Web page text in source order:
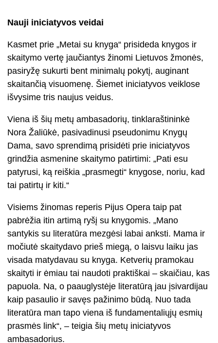
Nauji iniciatyvos veidai
Kasmet prie „Metai su knyga“ prisideda knygos ir
skaitymo vertę jaučiantys žinomi Lietuvos žmonės,
pasiryžę sukurti bent minimalų pokytį, auginant
skaitančią visuomenę. Šiemet iniciatyvos veiklose
išvysime tris naujus veidus.
Viena iš šių metų ambasadorių, tinklaraštininkė
Nora Žaliūkė, pasivadinusi pseudonimu Knygų
Dama, savo sprendimą prisidėti prie iniciatyvos
grindžia asmenine skaitymo patirtimi: „Pati esu
patyrusi, ką reiškia „prasmegti“ knygose, noriu, kad
tai patirtų ir kiti.“
Visiems žinomas reperis Pijus Opera taip pat
pabrėžia itin artimą ryšį su knygomis. „Mano
santykis su literatūra mezgėsi labai anksti. Mama ir
močiutė skaitydavo prieš miegą, o laisvu laiku jas
visada matydavau su knyga. Ketverių pramokau
skaityti ir ėmiau tai naudoti praktiškai – skaičiau, kas
papuola. Na, o paauglystėje literatūrą jau įsivardijau
kaip pasaulio ir savęs pažinimo būdą. Nuo tada
literatūra man tapo viena iš fundamentaliųjų esmių
prasmės link“, – teigia šių metų iniciatyvos
ambasadorius.